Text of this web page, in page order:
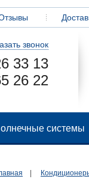
звонок
33 13
26 22
системы